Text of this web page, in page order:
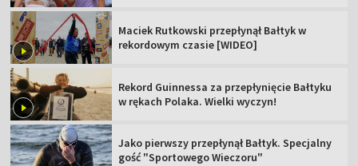
Maciek Rutkowski przepłynął Bałtyk w
rekordowym czasie [WIDEO]
Rekord Guinnessa za przepłynięcie Bałtyku
w rękach Polaka. Wielki wyczyn!
Jako pierwszy przepłynął Bałtyk. Specjalny
gość "Sportowego Wieczoru"